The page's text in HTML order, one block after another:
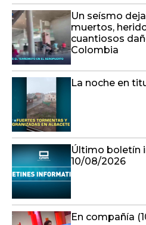
Un seísmo
muertos,
cuantiosos
Colombia
La noche en
Último boletín
10/08/2026
En compañía